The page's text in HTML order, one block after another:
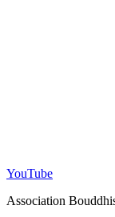
YouTube
Association